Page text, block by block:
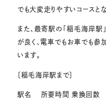
でも大変走りやすいコースと
また、最寄駅の「稲毛海岸駅
が良く、電車でもお車でも参
います。
〔稲毛海岸駅まで〕
駅名 所要時間 乗換回数